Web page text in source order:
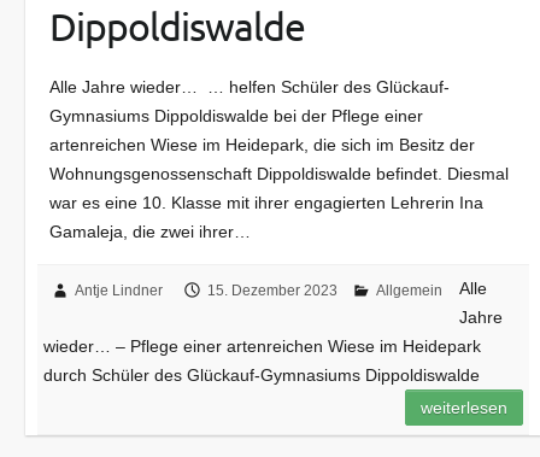
Dippoldiswalde
Alle Jahre wieder… … helfen Schüler des Glückauf-
Gymnasiums Dippoldiswalde bei der Pflege einer
artenreichen Wiese im Heidepark, die sich im Besitz der
Wohnungsgenossenschaft Dippoldiswalde befindet. Diesmal
war es eine 10. Klasse mit ihrer engagierten Lehrerin Ina
Gamaleja, die zwei ihrer…
Antje Lindner 15. Dezember 2023 Allgemein
Alle
Jahre
wieder… – Pflege einer artenreichen Wiese im Heidepark
durch Schüler des Glückauf-Gymnasiums Dippoldiswalde
weiterlesen